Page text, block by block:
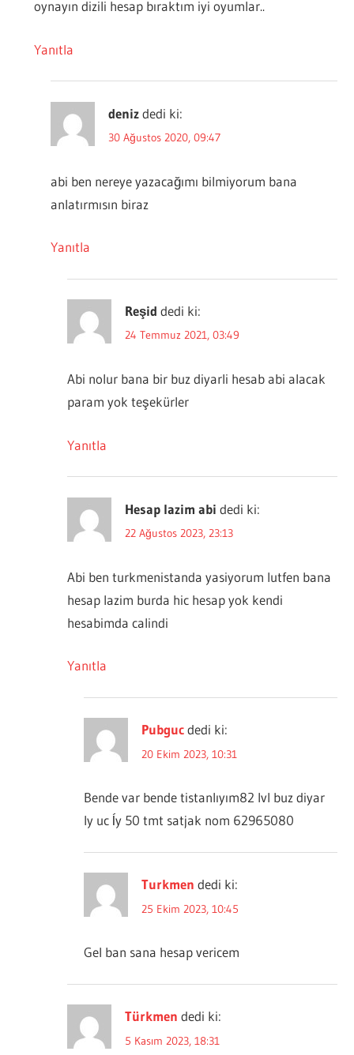
oynayın dizili hesap bıraktım iyi oyumlar..
Yanıtla
deniz dedi ki:
30 Ağustos 2020, 09:47
abi ben nereye yazacağımı bilmiyorum bana
anlatırmısın biraz
Yanıtla
Reşid dedi ki:
24 Temmuz 2021, 03:49
Abi nolur bana bir buz diyarli hesab abi alacak
param yok teşekürler
Yanıtla
Hesap lazim abi dedi ki:
22 Ağustos 2023, 23:13
Abi ben turkmenistanda yasiyorum lutfen bana
hesap lazim burda hic hesap yok kendi
hesabimda calindi
Yanıtla
Pubguc dedi ki:
20 Ekim 2023, 10:31
Bende var bende tistanlıyım82 lvl buz diyar
ly uc ĺy 50 tmt satjak nom 62965080
Turkmen dedi ki:
25 Ekim 2023, 10:45
Gel ban sana hesap vericem
Türkmen dedi ki:
5 Kasım 2023, 18:31